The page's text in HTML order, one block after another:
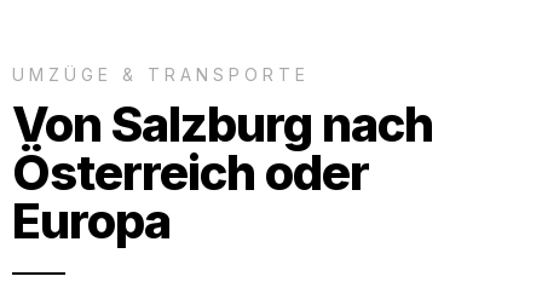
UMZÜGE & TRANSPORTE
Von Salzburg nach
Österreich oder
Europa